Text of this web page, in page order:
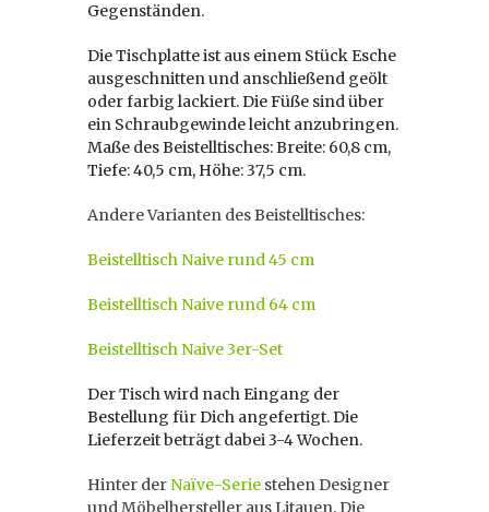
Gegenständen.
Die Tischplatte ist aus einem Stück Esche
ausgeschnitten und anschließend geölt
oder farbig lackiert. Die Füße sind über
ein Schraubgewinde leicht anzubringen.
Maße des Beistelltisches: Breite: 60,8 cm,
Tiefe: 40,5 cm, Höhe: 37,5 cm.
Andere Varianten des Beistelltisches:
Beistelltisch Naive rund 45 cm
Beistelltisch Naive rund 64 cm
Beistelltisch Naive 3er-Set
Der Tisch wird nach Eingang der
Bestellung für Dich angefertigt. Die
Lieferzeit beträgt dabei 3-4 Wochen.
Hinter der Naïve-Serie stehen Designer
und Möbelhersteller aus Litauen. Die